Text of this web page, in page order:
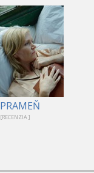
PRAMEŇ
[RECENZIA ]